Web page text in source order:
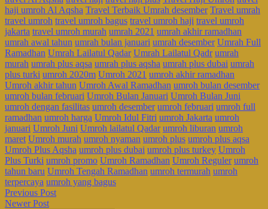
haji umroh Al Aqsha Travel Terbaik Umrah desember Travel umrah
travel umroh travel umroh bagus travel umroh haji travel umroh
jakarta travel umroh murah umrah 2021 umrah akhir ramadhan
umrah awal tahun umrah bulan januari umrah desember Umrah Full
Ramadhan Umrah Lailatul Qadar Umrah Lailatul Qadr umrah
murah umrah plus aqsa umrah plus aqsha umrah plus dubai umrah
plus turki umroh 2020m Umroh 2021 umroh akhir ramadhan
Umroh akhir tahun Umroh Awal Ramadhan umroh bulan desember
umroh bulan februari Umroh Bulan Januari Umroh Bulan Juni
umroh dengan fasilitas umroh desember umroh februari umroh full
ramadhan umroh harga Umroh Idul Fitri umroh Jakarta umroh
januari Umroh Juni Umroh lailatul Qadar umroh liburan umroh
maret Umroh murah umroh nyaman umroh plus umroh plus aqsa
Umroh Plus Aqsha umroh plus dubai umroh plus turkey Umroh
Plus Turki umroh promo Umroh Ramadhan Umroh Reguler umroh
tahun baru Umroh Tengah Ramadhan umroh termurah umroh
terpercaya umroh yang bagus
Previous Post
Newer Post